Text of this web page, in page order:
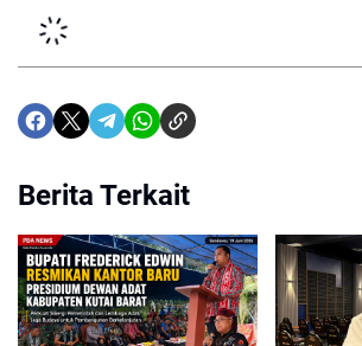
Berita Terkait